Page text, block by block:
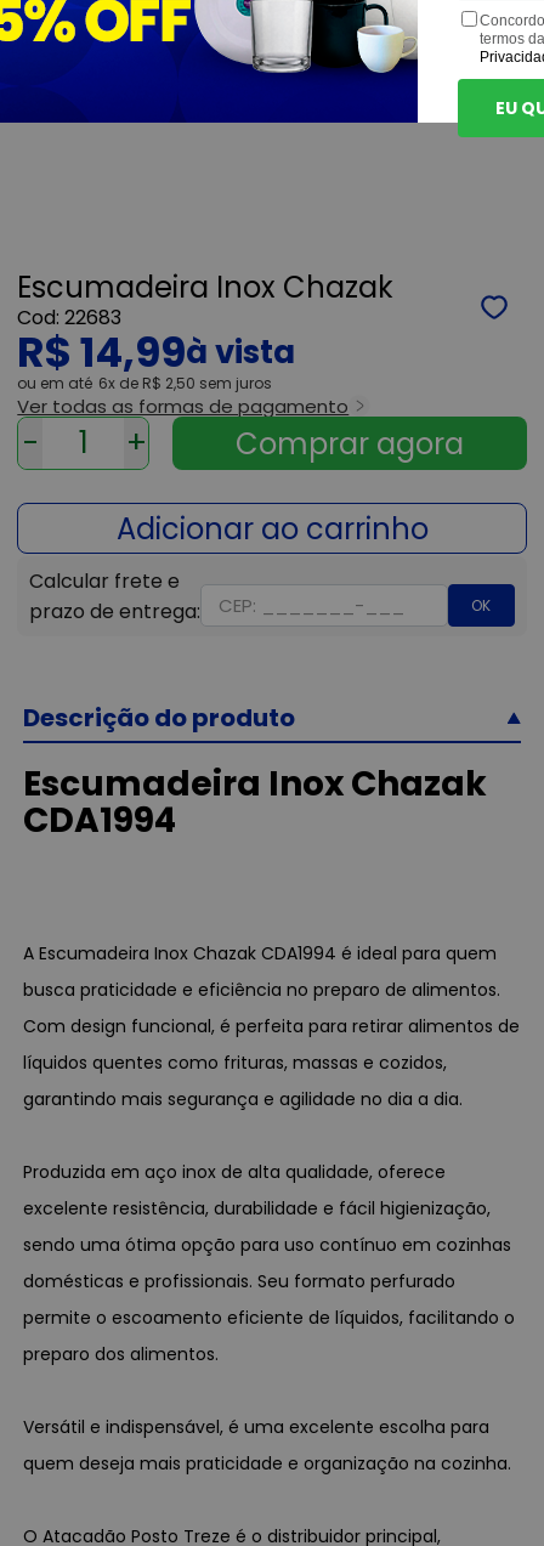
Escumadeira Inox Chazak
22683
R$ 14,99
ou 6x de R$ 2,50 sem juros
Ver todas as formas de pagamento
- +
OK
Descrição do produto
Escumadeira Inox Chazak
CDA1994
A Escumadeira Inox Chazak CDA1994 é ideal para quem
busca praticidade e eficiência no preparo de alimentos.
Com design funcional, é perfeita para retirar alimentos de
líquidos quentes como frituras, massas e cozidos,
garantindo mais segurança e agilidade no dia a dia.
Produzida em aço inox de alta qualidade, oferece
excelente resistência, durabilidade e fácil higienização,
sendo uma ótima opção para uso contínuo em cozinhas
domésticas e profissionais. Seu formato perfurado
permite o escoamento eficiente de líquidos, facilitando o
preparo dos alimentos.
Versátil e indispensável, é uma excelente escolha para
quem deseja mais praticidade e organização na cozinha.
O Atacadão Posto Treze é o distribuidor principal,
termos
EU